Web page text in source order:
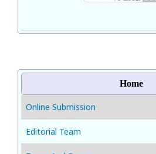
Home
Online Submission
Editorial Team